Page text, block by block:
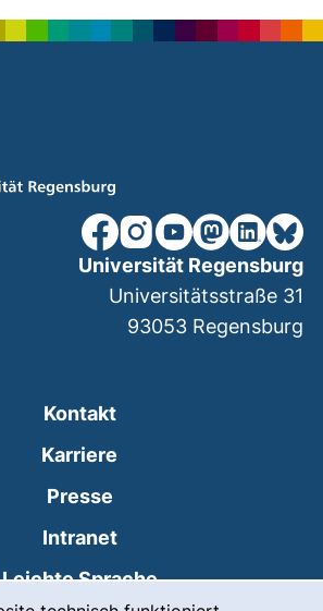
unsere Facebook-Seite
unsere Instagram-
unsere YouTube-
unsereunsere
Kontakt
Karriere
Presse
Intranet(externer Link, öffnet
Leichte Sprache
Universität Regensburg
Universitätsstraße 31
93053 Regensburg